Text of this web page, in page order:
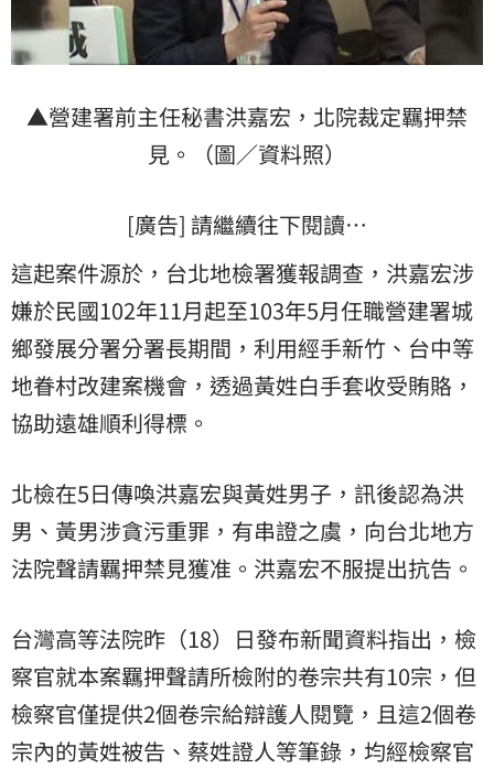
▲營建署前主任秘書洪嘉宏，北院裁定羈押禁
見。（圖／資料照）
[廣告] 請繼續往下閱讀…
這起案件源於，台北地檢署獲報調查，洪嘉宏涉
嫌於民國102年11月起至103年5月任職營建署城
鄉發展分署分署長期間，利用經手新竹、台中等
地眷村改建案機會，透過黃姓白手套收受賄賂，
協助遠雄順利得標。
北檢在5日傳喚洪嘉宏與黃姓男子，訊後認為洪
男、黃男涉貪污重罪，有串證之虞，向台北地方
法院聲請羈押禁見獲准。洪嘉宏不服提出抗告。
台灣高等法院昨（18）日發布新聞資料指出，檢
察官就本案羈押聲請所檢附的卷宗共有10宗，但
檢察官僅提供2個卷宗給辯護人閱覽，且這2個卷
宗內的黃姓被告、蔡姓證人等筆錄，均經檢察官